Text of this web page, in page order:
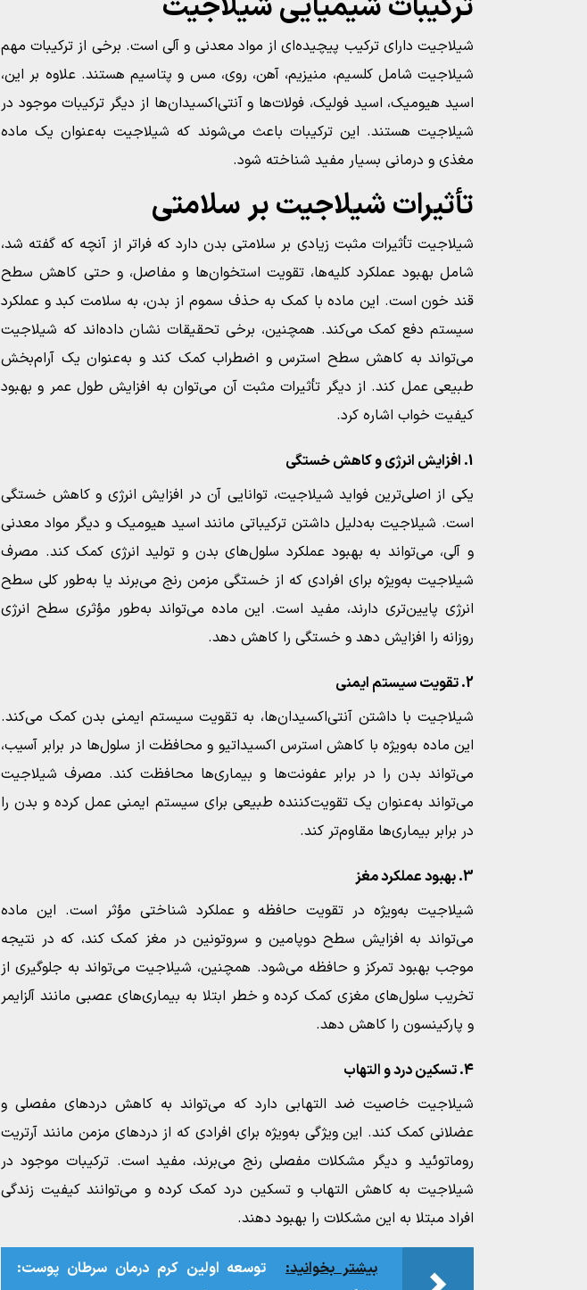
شیلاجیت دارای ترکیب پیچیده‌ای از مواد معدنی و آلی است. برخی از ترکیبات مهم
شیلاجیت شامل کلسیم، منیزیم، آهن، روی، مس و پتاسیم هستند. علاوه بر این،
اسید هیومیک، اسید فولیک، فولات‌ها و آنتی‌اکسیدان‌ها از دیگر ترکیبات موجود در
شیلاجیت هستند. این ترکیبات باعث می‌شوند که شیلاجیت به‌عنوان یک ماده
مغذی و درمانی بسیار مفید شناخته شود.
تأثیرات شیلاجیت بر سلامتی
شیلاجیت تأثیرات مثبت زیادی بر سلامتی بدن دارد که فراتر از آنچه که گفته شد،
شامل بهبود عملکرد کلیه‌ها، تقویت استخوان‌ها و مفاصل، و حتی کاهش سطح
قند خون است. این ماده با کمک به حذف سموم از بدن، به سلامت کبد و عملکرد
سیستم دفع کمک می‌کند. همچنین، برخی تحقیقات نشان داده‌اند که شیلاجیت
می‌تواند به کاهش سطح استرس و اضطراب کمک کند و به‌عنوان یک آرام‌بخش
طبیعی عمل کند. از دیگر تأثیرات مثبت آن می‌توان به افزایش طول عمر و بهبود
کیفیت خواب اشاره کرد.
1. افزایش انرژی و کاهش خستگی
یکی از اصلی‌ترین فواید شیلاجیت، توانایی آن در افزایش انرژی و کاهش خستگی
است. شیلاجیت به‌دلیل داشتن ترکیباتی مانند اسید هیومیک و دیگر مواد معدنی
و آلی، می‌تواند به بهبود عملکرد سلول‌های بدن و تولید انرژی کمک کند. مصرف
شیلاجیت به‌ویژه برای افرادی که از خستگی مزمن رنج می‌برند یا به‌طور کلی سطح
انرژی پایین‌تری دارند، مفید است. این ماده می‌تواند به‌طور مؤثری سطح انرژی
روزانه را افزایش دهد و خستگی را کاهش دهد.
2. تقویت سیستم ایمنی
شیلاجیت با داشتن آنتی‌اکسیدان‌ها، به تقویت سیستم ایمنی بدن کمک می‌کند.
این ماده به‌ویژه با کاهش استرس اکسیداتیو و محافظت از سلول‌ها در برابر آسیب،
می‌تواند بدن را در برابر عفونت‌ها و بیماری‌ها محافظت کند. مصرف شیلاجیت
می‌تواند به‌عنوان یک تقویت‌کننده طبیعی برای سیستم ایمنی عمل کرده و بدن را
در برابر بیماری‌ها مقاوم‌تر کند.
3. بهبود عملکرد مغز
شیلاجیت به‌ویژه در تقویت حافظه و عملکرد شناختی مؤثر است. این ماده
می‌تواند به افزایش سطح دوپامین و سروتونین در مغز کمک کند، که در نتیجه
موجب بهبود تمرکز و حافظه می‌شود. همچنین، شیلاجیت می‌تواند به جلوگیری از
تخریب سلول‌های مغزی کمک کرده و خطر ابتلا به بیماری‌های عصبی مانند آلزایمر
و پارکینسون را کاهش دهد.
4. تسکین درد و التهاب
شیلاجیت خاصیت ضد التهابی دارد که می‌تواند به کاهش دردهای مفصلی و
عضلانی کمک کند. این ویژگی به‌ویژه برای افرادی که از دردهای مزمن مانند آرتریت
روماتوئید و دیگر مشکلات مفصلی رنج می‌برند، مفید است. ترکیبات موجود در
شیلاجیت به کاهش التهاب و تسکین درد کمک کرده و می‌توانند کیفیت زندگی
افراد مبتلا به این مشکلات را بهبود دهند.
بیشتر بخوانید:
توسعه اولین کرم درمان سرطان پوست: